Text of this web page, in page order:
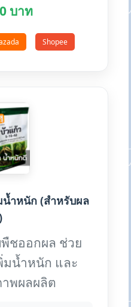
บาท
Shopee
น้ำหนัก (สำหรับผล
ชออกผล ช่วย
มน้ำหนัก และ
พผลผลิต